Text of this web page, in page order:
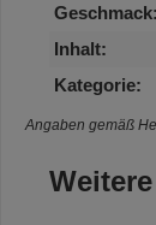
Geschmack:
Inhalt:
Kategorie:
Angaben gemäß